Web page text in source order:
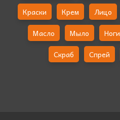
Краски
Крем Лицо
Масло
Мыло Ноги
Скраб
Спрей